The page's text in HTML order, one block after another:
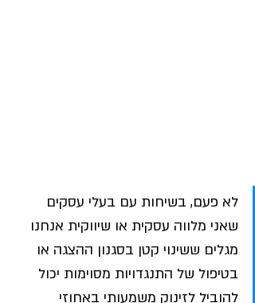
לא פעם, בשיחות עם בעלי עסקים
שאני מלווה עסקית או שיווקית אנחנו
מגלים ששינוי קטן בסגנון ההצגה או
בטיפול של התנגדויות מסוימות יכול
להוביל לזינוק משמעותי באחוזי